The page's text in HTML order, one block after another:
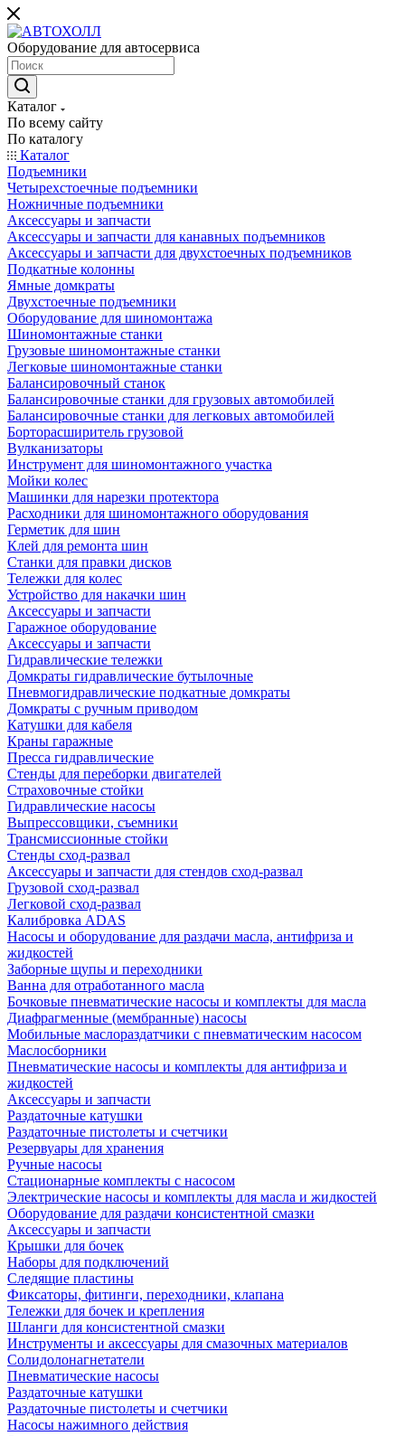
Оборудование для автосервиса
Каталог
По всему сайту
По каталогу
Каталог
Подъемники
Четырехстоечные подъемники
Ножничные подъемники
Аксессуары и запчасти
Аксессуары и запчасти для канавных подъемников
Аксессуары и запчасти для двухстоечных подъемников
Подкатные колонны
Ямные домкраты
Двухстоечные подъемники
Оборудование для шиномонтажа
Шиномонтажные станки
Грузовые шиномонтажные станки
Легковые шиномонтажные станки
Балансировочный станок
Балансировочные станки для грузовых автомобилей
Балансировочные станки для легковых автомобилей
Борторасширитель грузовой
Вулканизаторы
Инструмент для шиномонтажного участка
Мойки колес
Машинки для нарезки протектора
Расходники для шиномонтажного оборудования
Герметик для шин
Клей для ремонта шин
Станки для правки дисков
Тележки для колес
Устройство для накачки шин
Аксессуары и запчасти
Гаражное оборудование
Аксессуары и запчасти
Гидравлические тележки
Домкраты гидравлические бутылочные
Пневмогидравлические подкатные домкраты
Домкраты с ручным приводом
Катушки для кабеля
Краны гаражные
Пресса гидравлические
Стенды для переборки двигателей
Страховочные стойки
Гидравлические насосы
Выпрессовщики, съемники
Трансмиссионные стойки
Стенды сход-развал
Аксессуары и запчасти для стендов сход-развал
Грузовой сход-развал
Легковой сход-развал
Калибровка ADAS
Насосы и оборудование для раздачи масла, антифриза и
жидкостей
Заборные щупы и переходники
Ванна для отработанного масла
Бочковые пневматические насосы и комплекты для масла
Диафрагменные (мембранные) насосы
Мобильные маслораздатчики с пневматическим насосом
Маслосборники
Пневматические насосы и комплекты для антифриза и
жидкостей
Аксессуары и запчасти
Раздаточные катушки
Раздаточные пистолеты и счетчики
Резервуары для хранения
Ручные насосы
Стационарные комплекты с насосом
Электрические насосы и комплекты для масла и жидкостей
Оборудование для раздачи консистентной смазки
Аксессуары и запчасти
Крышки для бочек
Наборы для подключений
Следящие пластины
Фиксаторы, фитинги, переходники, клапана
Тележки для бочек и крепления
Шланги для консистентной смазки
Инструменты и аксессуары для смазочных материалов
Солидолонагнетатели
Пневматические насосы
Раздаточные катушки
Раздаточные пистолеты и счетчики
Насосы нажимного действия